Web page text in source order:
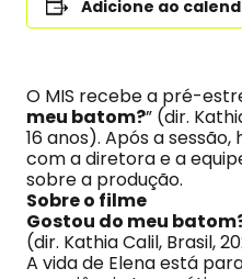
Adicione ao
O MIS recebe a pré-
meu batom?” (dir.
16 anos). Após a
com a diretora e a
sobre a produção.
Sobre o filme
Gostou do meu
(dir. Kathia Calil, Brasil,
A vida de Elena está